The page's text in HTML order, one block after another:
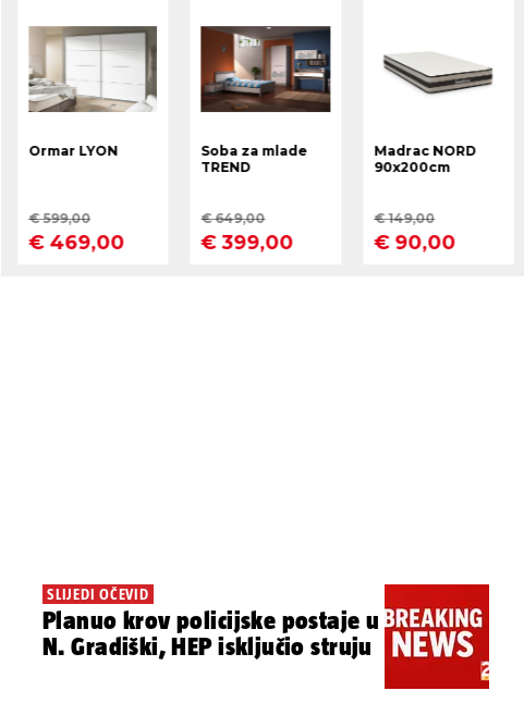
SLIJEDI OČEVID
Planuo krov policijske postaje u
N. Gradiški, HEP isključio struju